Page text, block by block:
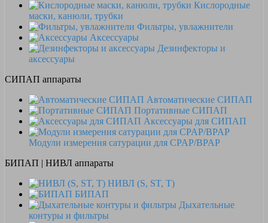
Кислородные
маски, канюли, трубки
Фильтры, увлажнители
Аксессуары
Дезинфекторы и
аксессуары
СИПАП аппараты
Автоматические СИПАП
Портативные СИПАП
Аксессуары для СИПАП
Модули измерения сатурации для CPAP/BPAP
БИПАП | НИВЛ аппараты
НИВЛ (S, ST, T)
БИПАП
Дыхательные
контуры и фильтры